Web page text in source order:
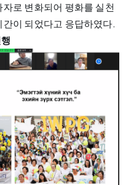
로 변화되어 평화를 실천
이 되었다고 응답하였다.